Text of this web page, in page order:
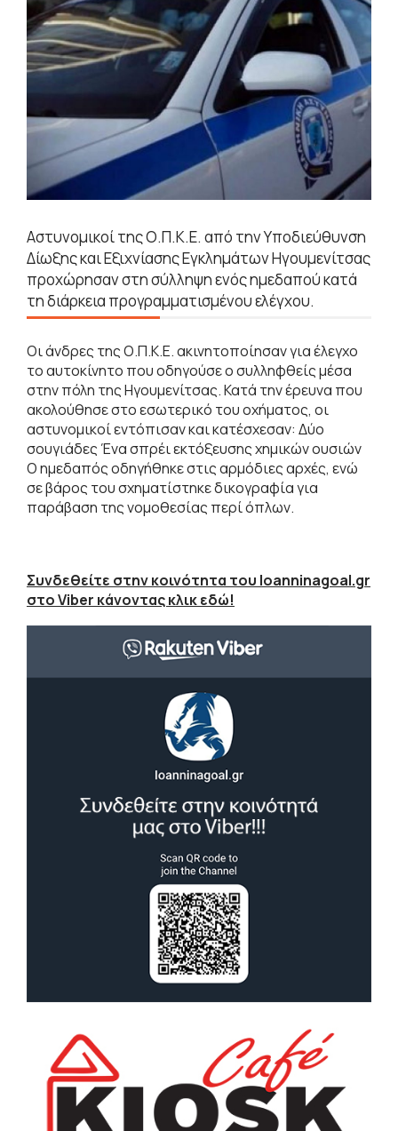
Αστυνομικοί της Ο.Π.Κ.Ε. από την Υποδιεύθυνση
Δίωξης και Εξιχνίασης Εγκλημάτων Ηγουμενίτσας
προχώρησαν στη σύλληψη ενός ημεδαπού κατά
τη διάρκεια προγραμματισμένου ελέγχου.
Οι άνδρες της Ο.Π.Κ.Ε. ακινητοποίησαν για έλεγχο
το αυτοκίνητο που οδηγούσε ο συλληφθείς μέσα
στην πόλη της Ηγουμενίτσας. Κατά την έρευνα που
ακολούθησε στο εσωτερικό του οχήματος, οι
αστυνομικοί εντόπισαν και κατέσχεσαν: Δύο
σουγιάδες Ένα σπρέι εκτόξευσης χημικών ουσιών
Ο ημεδαπός οδηγήθηκε στις αρμόδιες αρχές, ενώ
σε βάρος του σχηματίστηκε δικογραφία για
παράβαση της νομοθεσίας περί όπλων.
Συνδεθείτε στην κοινότητα του Ioanninagoal.gr
στο Viber κάνοντας κλικ εδώ!